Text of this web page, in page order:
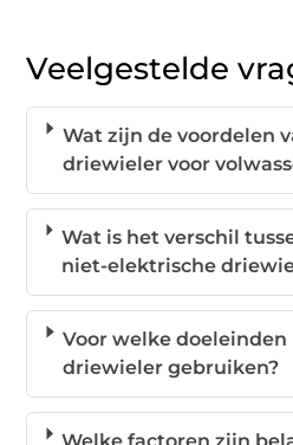
Veelgestelde
Wat zijn de voordelen
driewieler voor
Wat is het verschil
niet-elektrische
Voor welke doeleinden
driewieler gebruiken?